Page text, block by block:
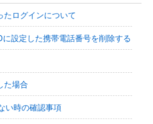
たログインについて
設定した携帯電話番号を削除する
た場合
い時の確認事項